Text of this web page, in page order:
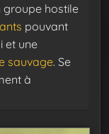
groupe hostile
pouvant
et une
sauvage. Se
à